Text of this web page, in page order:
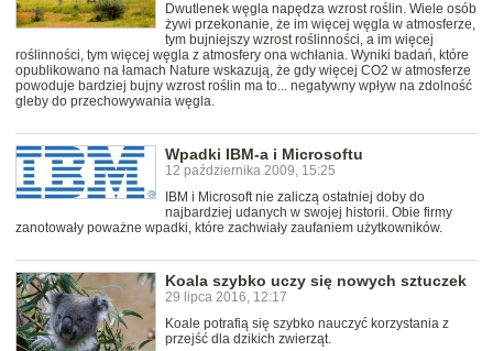
Dwutlenek węgla napędza wzrost roślin. Wiele osób
żywi przekonanie, że im więcej węgla w atmosferze,
tym bujniejszy wzrost roślinności, a im więcej
roślinności, tym więcej węgla z atmosfery ona wchłania. Wyniki badań, które
opublikowano na łamach Nature wskazują, że gdy więcej CO2 w atmosferze
powoduje bardziej bujny wzrost roślin ma to... negatywny wpływ na zdolność
gleby do przechowywania węgla.
Wpadki IBM-a i Microsoftu
12 października 2009, 15:25
IBM i Microsoft nie zaliczą ostatniej doby do
najbardziej udanych w swojej historii. Obie firmy
zanotowały poważne wpadki, które zachwiały zaufaniem użytkowników.
Koala szybko uczy się nowych sztuczek
29 lipca 2016, 12:17
Koale potrafią się szybko nauczyć korzystania z
przejść dla dzikich zwierząt.